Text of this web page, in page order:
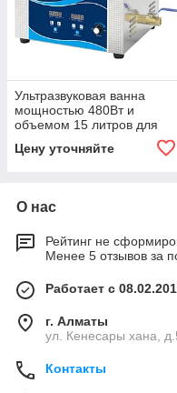
Ультразвуковая ванна
мощностью 480Вт и
объемом 15 литров для
металлических изделий.
Цену уточняйте
О нас
Рейтинг не
Менее 5 отзывов за
Работает с
г. Алматы
ул. Кенесары хана,
Контакты